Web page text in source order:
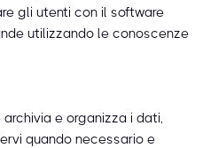
gli utenti con il software
utilizzando le conoscenze
e organizza i dati,
quando necessario e